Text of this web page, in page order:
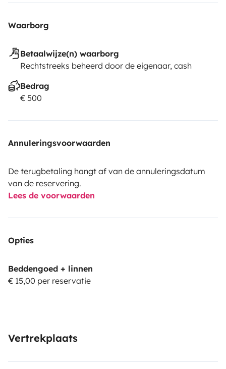
Waarborg
Betaalwijze(n) waarborg
Rechtstreeks beheerd door de eigenaar, cash
Bedrag
€ 500
Annuleringsvoorwaarden
De terugbetaling hangt af van de annuleringsdatum
van de reservering.
Lees de voorwaarden
Opties
Beddengoed + linnen
€ 15,00 per reservatie
Vertrekplaats